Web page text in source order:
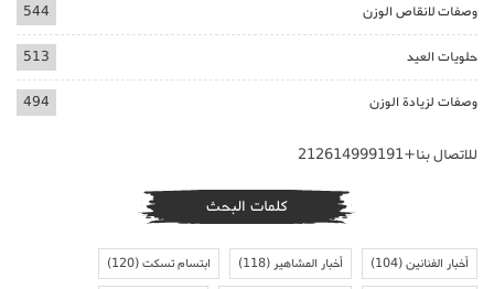
وصفات لانقاص الوزن 544
حلويات العيد 513
وصفات لزيادة الوزن 494
للاتصال بنا+212614999191
كلمات البحث
أخبار الفنانين(104) أخبار المشاهير(118) ابتسام تسكت(120)